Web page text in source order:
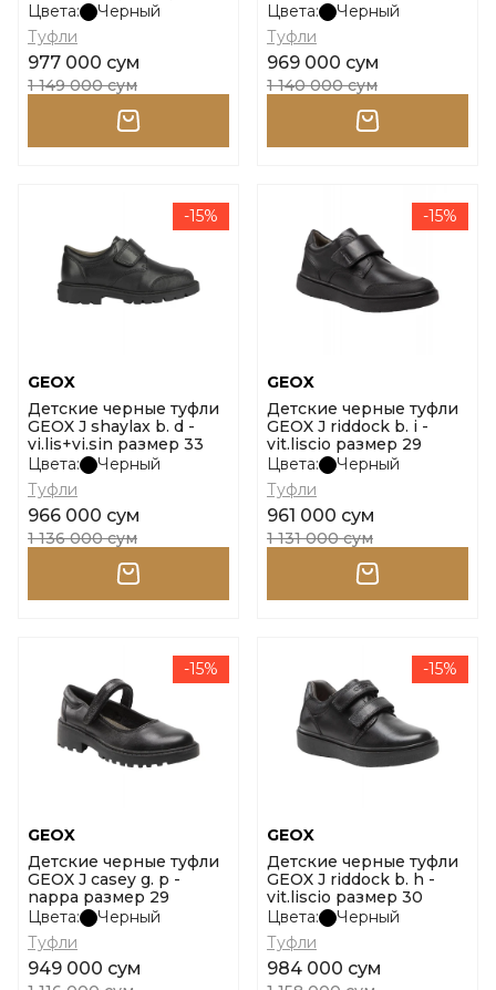
Цвета:
Черный
Туфли
977 000 сум
1 149 000 сум
Цвета:
Черный
Туфли
969 000 сум
1 140 000 сум
-15%
GEOX
Детские черные туфли
GEOX J shaylax b. d -
vi.lis+vi.sin размер 33
Цвета:
Черный
Туфли
966 000 сум
1 136 000 сум
-15%
GEOX
Детские черные туфли
GEOX J riddock b. i -
vit.liscio размер 29
Цвета:
Черный
Туфли
961 000 сум
1 131 000 сум
-15%
GEOX
Детские черные туфли
GEOX J casey g. p -
nappa размер 29
Цвета:
Черный
Туфли
949 000 сум
-15%
GEOX
Детские черные туфли
GEOX J riddock b. h -
vit.liscio размер 30
Цвета:
Черный
Туфли
984 000 сум